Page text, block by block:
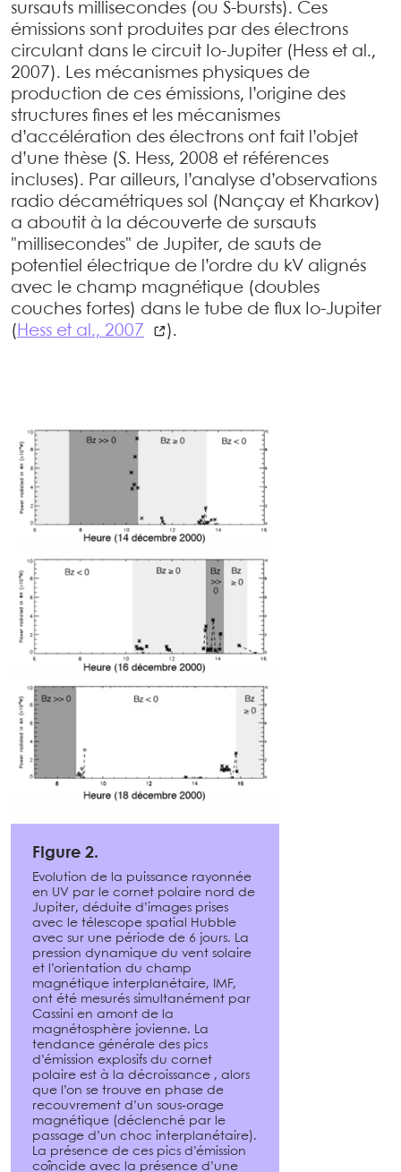
sursauts millisecondes (ou S-bursts). Ces
émissions sont produites par des électrons
circulant dans le circuit Io-Jupiter (Hess et al.,
2007). Les mécanismes physiques de
production de ces émissions, l’origine des
structures fines et les mécanismes
d’accélération des électrons ont fait l’objet
d’une thèse (S. Hess, 2008 et références
incluses). Par ailleurs, l’analyse d’observations
radio décamétriques sol (Nançay et Kharkov)
a aboutit à la découverte de sursauts
"millisecondes" de Jupiter, de sauts de
potentiel électrique de l’ordre du kV alignés
avec le champ magnétique (doubles
couches fortes) dans le tube de flux Io-Jupiter
( Hess et al., 2007 ).
Figure 2.
Evolution de la puissance rayonnée
en UV par le cornet polaire nord de
Jupiter, déduite d’images prises
avec le télescope spatial Hubble
avec sur une période de 6 jours. La
pression dynamique du vent solaire
et l’orientation du champ
magnétique interplanétaire, IMF,
ont été mesurés simultanément par
Cassini en amont de la
magnétosphère jovienne. La
tendance générale des pics
d’émission explosifs du cornet
polaire est à la décroissance , alors
que l’on se trouve en phase de
recouvrement d’un sous-orage
magnétique (déclenché par le
passage d’un choc interplanétaire).
La présence de ces pics d’émission
coîncide avec la présence d’une